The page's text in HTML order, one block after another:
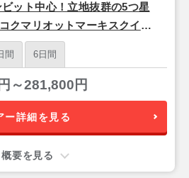
ット中心！立地抜群の5つ星
クマリオットマーキスクイー
3泊4日
間 6日間
～281,800円
ー詳細を見る
概要を見る